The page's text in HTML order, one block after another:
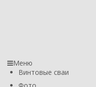
Меню
Винтовые сваи